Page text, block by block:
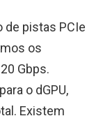
de pistas PCIe
os
Gbps.
o dGPU,
Existem